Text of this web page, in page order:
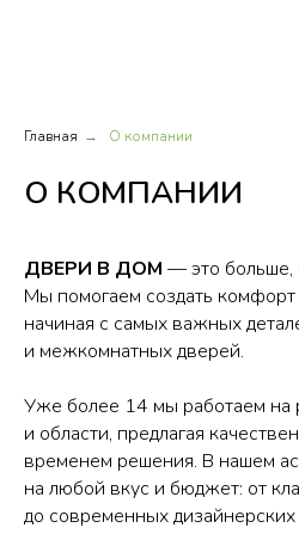
Главная → О компании
О КОМПАНИИ
ДВЕРИ В ДОМ — это больше,
Мы помогаем создать
начиная с самых важных
и межкомнатных дверей.
Уже более 14 мы работаем на
и области, предлагая
временем решения. В нашем
на любой вкус и бюджет: от
до современных